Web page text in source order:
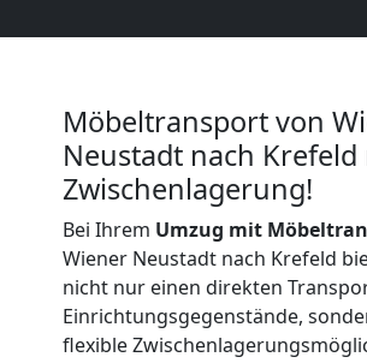
Möbeltransport von
Neustadt nach
Zwischenlagerung!
Bei Ihrem Umzug mit
Wiener Neustadt nach Krefeld
nicht nur einen direkten
Einrichtungsgegenstände,
flexible
Küchenumzug
Wiener
Neustadt
Umzug